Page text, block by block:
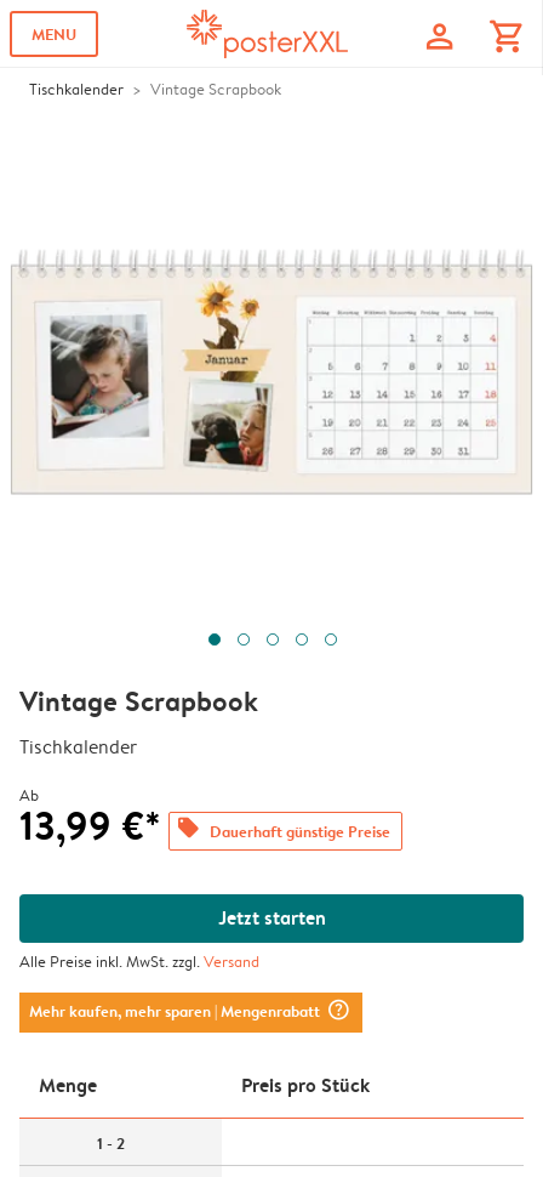
MENU profile shopping_cart
Tischkalender Vintage Scrapbook
Vintage Scrapbook
Tischkalender
Ab
13,99 €* offers Dauerhaft günstige Preise
Jetzt starten
Alle Preise inkl. MwSt. zzgl.Versand
Mehr kaufen, mehr sparen| Mengenrabatt question_mark_circle
Menge Preis pro Stück
1 - 2